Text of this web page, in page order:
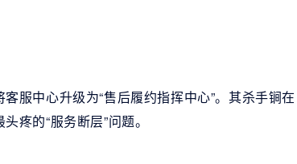
服中心升级为“售后履约指挥中心”。其杀手锏在
疼的“服务断层”问题。